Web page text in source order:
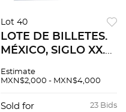
Lot 40
LOTE DE BILLETES.
MÉXICO, SIGLO XX.
denominaciones, $5
conservación. Piezas:
Estimate
MXN$2,000 - MXN$4,000
23 Bids
Sold for